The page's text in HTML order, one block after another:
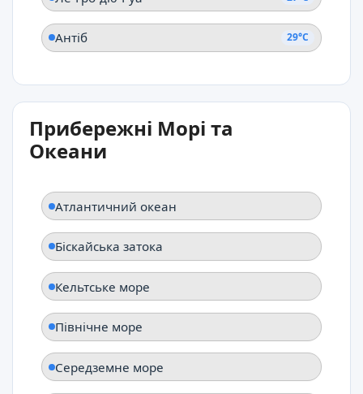
Антіб 29°C
Прибережні Морі та
Океани
Атлантичний океан
Біскайська затока
Кельтське море
Північне море
Середземне море